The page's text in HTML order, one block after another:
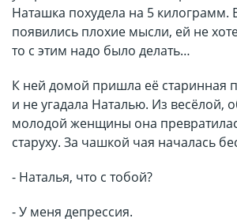
Наташка похудела на 5 килограмм.
появились плохие мысли, ей не
то с этим надо было делать…
К ней домой пришла её старинная
и не угадала Наталью. Из весёлой,
молодой женщины она
старуху. За чашкой чая началась
- Наталья, что с тобой?
- У меня депрессия.